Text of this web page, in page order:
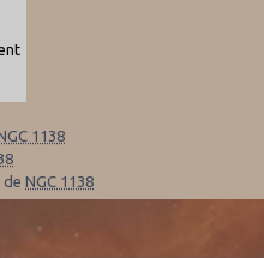
1138
deNGC 1138